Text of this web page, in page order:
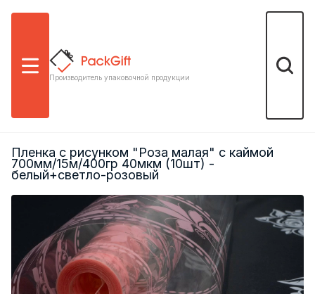
Меню
Производитель упаковочной продукции
Поиск
Пленка с рисунком "Роза малая" с каймой
700мм/15м/400гр 40мкм (10шт) -
белый+светло-розовый